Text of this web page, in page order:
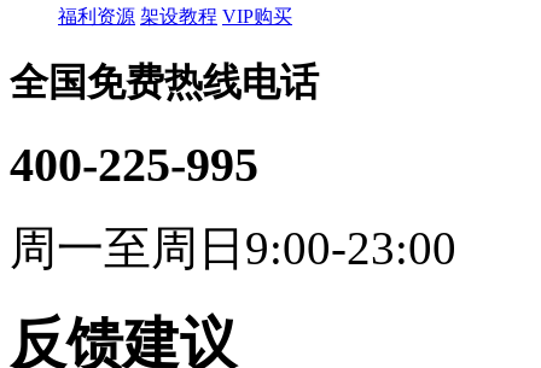
福利资源 架设教程 VIP购买
全国免费热线电话
400-225-995
周一至周日9:00-23:00
反馈建议